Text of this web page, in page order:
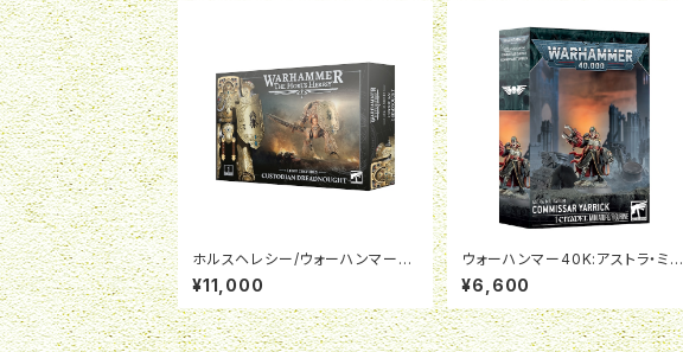
ホルスヘレシー/ウォーハンマー4
0K:レギオ・カストーデス：カストー
ディアン・ドレッドノート
¥11,000
ウォーハンマー40K:アストラ・ミリ
タルム：政治将校ヤーリック
¥6,600